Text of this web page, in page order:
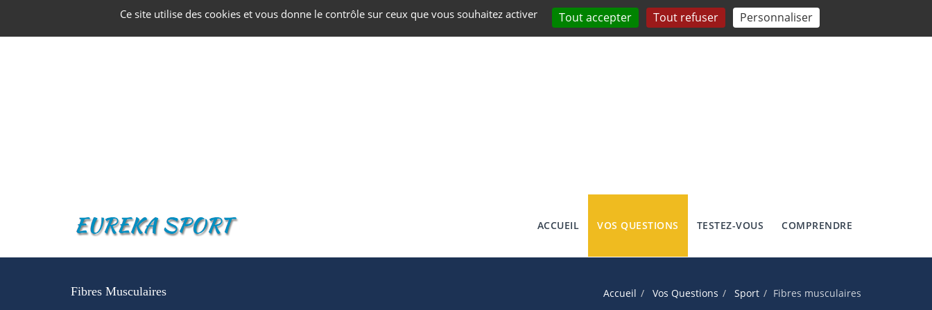
ACCUEIL VOS QUESTIONS TESTEZ-VOUS COMPRENDRE
Fibres Musculaires Accueil Vos Questions Sport Fibres musculaires
Ce site utilise des cookies et vous donne le contrôle sur ceux que vous souhaitez activer Tout accepter Tout refuser Personnaliser